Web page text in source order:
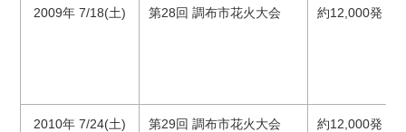
2009年 7/18(土) 第28回 調布市花火大会 約12,000発 35
2010年 7/24(土) 第29回 調布市花火大会 約12,000発 35